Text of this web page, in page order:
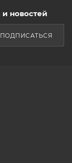
новостей
ПОДПИСАТЬСЯ